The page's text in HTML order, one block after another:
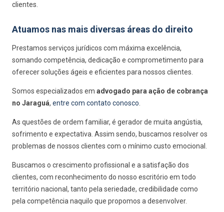
clientes.
Atuamos nas mais diversas áreas do direito
Prestamos serviços jurídicos com máxima excelência,
somando competência, dedicação e comprometimento para
oferecer soluções ágeis e eficientes para nossos clientes.
Somos especializados em advogado para ação de cobrança
no Jaraguá, entre com contato conosco
As questões de ordem familiar, é gerador de muita angústia,
sofrimento e expectativa. Assim sendo, buscamos resolver os
problemas de nossos clientes com o mínimo custo emocional.
Buscamos o crescimento profissional e a satisfação dos
clientes, com reconhecimento do nosso escritório em todo
território nacional, tanto pela seriedade, credibilidade como
pela competência naquilo que propomos a desenvolver.